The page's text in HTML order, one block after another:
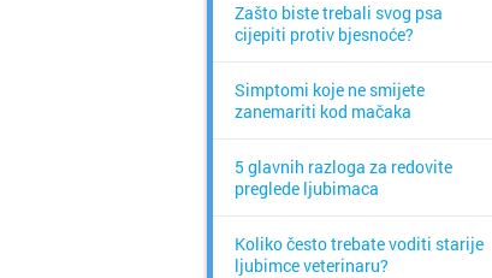
Zašto biste trebali svog psa
cijepiti protiv bjesnoće?
Simptomi koje ne smijete
zanemariti kod mačaka
5 glavnih razloga za redovite
preglede ljubimaca
Koliko često trebate voditi starije
ljubimce veterinaru?